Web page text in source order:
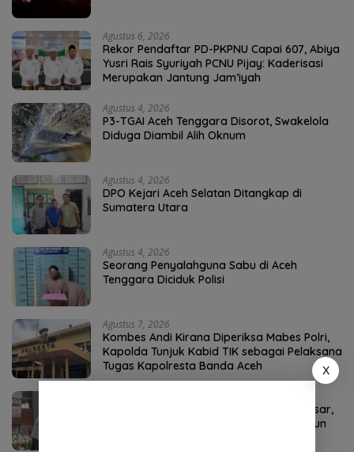
Agustus 6, 2026
Rekor Pendaftar PD-PKPNU Capai 607, Abiya
Yusri Rais Syuriyah PCNU Pijay: Kaderisasi
Merupakan Jantung Jam’iyah
Agustus 4, 2026
P3-TGAI Aceh Tenggara Disorot, Swakelola
Diduga Diambil Alih Oknum
Agustus 4, 2026
DPO Kejari Aceh Selatan Ditangkap di
Sumatera Utara
Agustus 4, 2026
Seorang Penyalahguna Sabu di Aceh
Tenggara Diciduk Polisi
Agustus 7, 2026
Kombes Andi Kirana Diperiksa Mabes Polri,
Kapolda Tunjuk Kabid TIK sebagai Pelaksana
Tugas Kapolresta Banda Aceh
Kakao Aceh Tenggara Punya Potensi Besar,
SMK PP Kutacane Siapkan SDM dari Kebun
X